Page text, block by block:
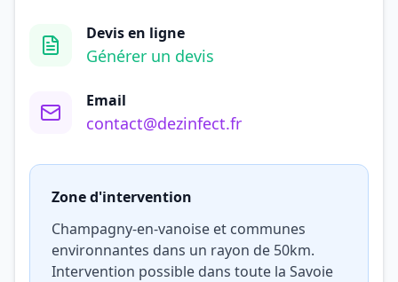
Devis en ligne
Générer un devis
Email
contact@dezinfect.fr
Zone d'intervention
Champagny-en-vanoise et communes
environnantes dans un rayon de 50km.
Intervention possible dans toute la Savoie